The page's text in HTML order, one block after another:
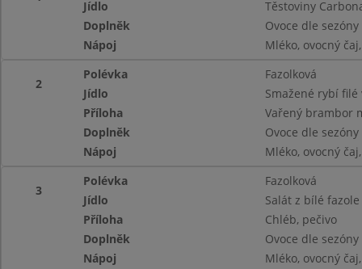
Jídlo
Těstoviny
Doplněk
Ovoce dle sezóny
Nápoj
Mléko, ovocný
2
Polévka
Fazolková
Jídlo
Smažené rybí
Příloha
Vařený brambor
Doplněk
Ovoce dle sezóny
Nápoj
Mléko, ovocný
3
Polévka
Fazolková
Jídlo
Salát z bílé fazole
Příloha
Chléb, pečivo
Doplněk
Ovoce dle sezóny
Nápoj
Mléko, ovocný